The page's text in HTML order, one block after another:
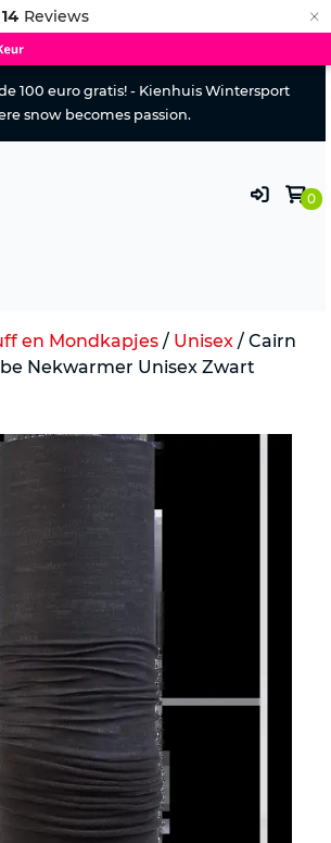
14 Reviews ×
100 euro gratis! - Kienhuis Wintersport
snow becomes passion.
0
en Mondkapjes / Unisex / Cairn
Nekwarmer Unisex Zwart